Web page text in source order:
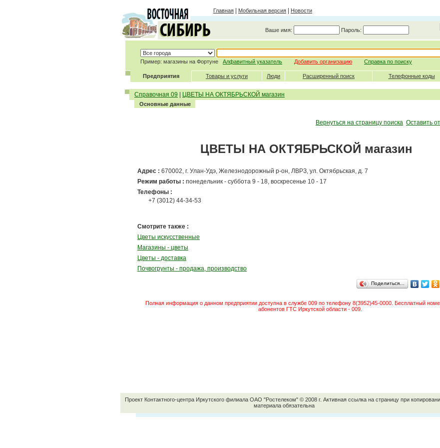
Главная Мобильная версия Новости
Ваше имя: Пароль:
Пример: магазины на Фортуне Алфавитный указатель Добавить организацию Справка по поиску
Предприятия Товары и услуги Люди Расширенный поиск Телефонные коды
Справочная 09 ЦВЕТЫ НА ОКТЯБРЬСКОЙ магазин
Основные данные
Вернуться на страницу поиска Оставить
ЦВЕТЫ НА ОКТЯБРЬСКОЙ магазин
Адрес : 670002, г. Улан-Удэ, Железнодорожный р-он, ЛВРЗ, ул. Октябрьская, д. 7
Режим работы : понедельник - суббота 9 - 18, воскресенье 10 - 17
Телефоны :
+7 (3012) 44-34-53
Смотрите также :
Цветы искусственные
Магазины - цветы
Цветы - доставка
Почвогрунты - продажа, производство
Поделиться…
Полная информация о данном предприятии доступна в службе 009 по телефону 8(3952)45-0000. Бесплатный
абонентов ГТС Иркутской области - 009.
Проект Контактного-центра Иркутского филиала ОАО "Ростелеком" © 2008 г. Активная ссылка на страницу при
материала обязательна